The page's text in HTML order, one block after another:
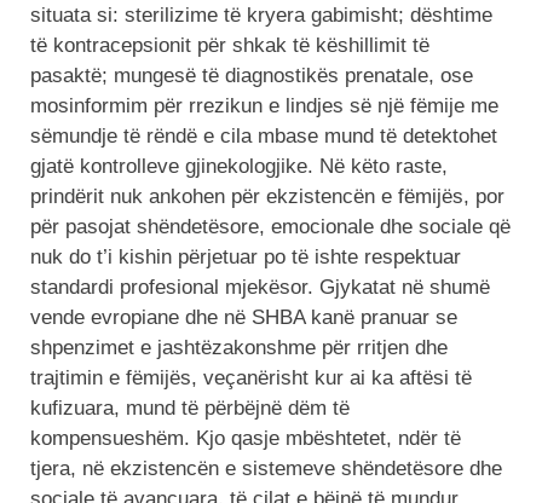
situata si: sterilizime të kryera gabimisht; dështime
të kontracepsionit për shkak të këshillimit të
pasaktë; mungesë të diagnostikës prenatale, ose
mosinformim për rrezikun e lindjes së një fëmije me
sëmundje të rëndë e cila mbase mund të detektohet
gjatë kontrolleve gjinekologjike. Në këto raste,
prindërit nuk ankohen për ekzistencën e fëmijës, por
për pasojat shëndetësore, emocionale dhe sociale që
nuk do t’i kishin përjetuar po të ishte respektuar
standardi profesional mjekësor. Gjykatat në shumë
vende evropiane dhe në SHBA kanë pranuar se
shpenzimet e jashtëzakonshme për rritjen dhe
trajtimin e fëmijës, veçanërisht kur ai ka aftësi të
kufizuara, mund të përbëjnë dëm të
kompensueshëm. Kjo qasje mbështetet, ndër të
tjera, në ekzistencën e sistemeve shëndetësore dhe
sociale të avancuara, të cilat e bëjnë të mundur